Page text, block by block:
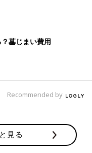
墓じまい費用
Recommended by
見る